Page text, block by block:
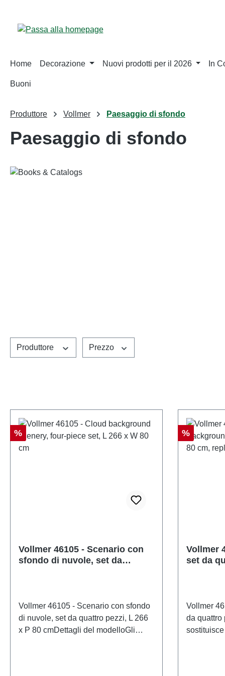
Home Decorazione Nuovi prodotti per il 2026 In
Buoni
Produttore Vollmer Paesaggio di sfondo
Paesaggio di sfondo
Produttore Prezzo
Sconto
%
Vollmer 46105 - Scenario con
sfondo di nuvole, set da
Vollmer 46105 - Scenario con sfondo
di nuvole, set da quattro pezzi, L 266
x P 80 cmDettagli del modelloGli
Sconto
%
Vollmer
set da
Vollmer
da quattro